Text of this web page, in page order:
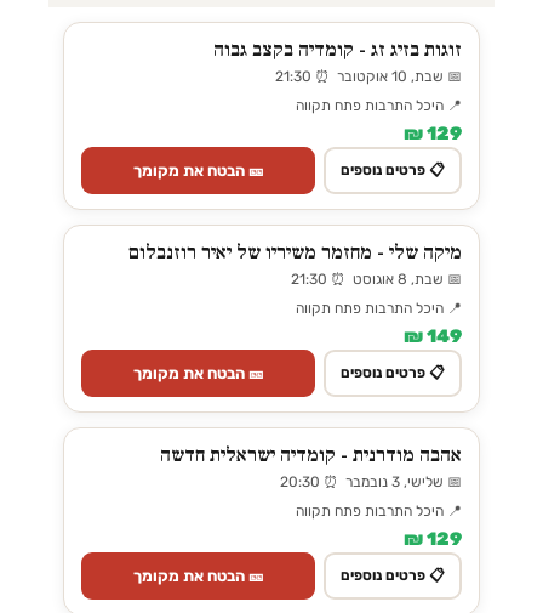
זוגות בזיג זג - קומדיה בקצב גבוה
📅 שבת, 10 אוקטובר ⏰ 21:30
📍 היכל התרבות פתח תקווה
129 ₪
📋 פרטים נוספים 🎫 הבטח את מקומך
מיקה שלי - מחזמר משיריו של יאיר רוזנבלום
📅 שבת, 8 אוגוסט ⏰ 21:30
📍 היכל התרבות פתח תקווה
149 ₪
📋 פרטים נוספים 🎫 הבטח את מקומך
אהבה מודרנית - קומדיה ישראלית חדשה
📅 שלישי, 3 נובמבר ⏰ 20:30
📍 היכל התרבות פתח תקווה
129 ₪
📋 פרטים נוספים 🎫 הבטח את מקומך